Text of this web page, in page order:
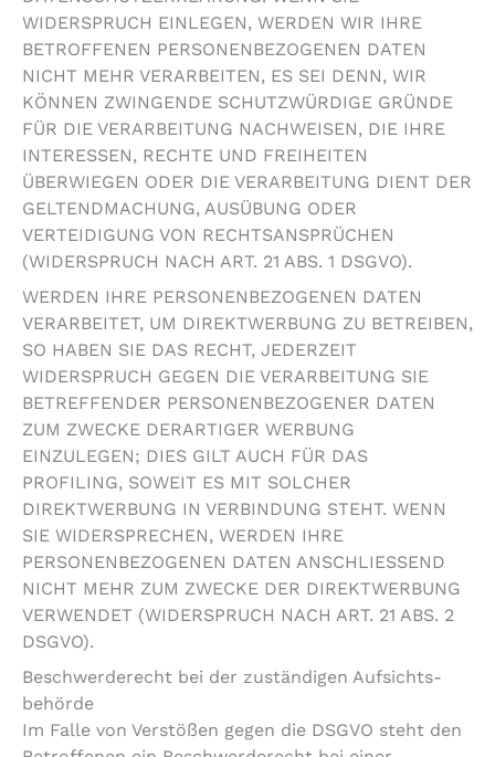
WIDERSPRUCH EINLEGEN, WERDEN WIR IHRE
BETROFFENEN PERSONENBEZOGENEN DATEN
NICHT MEHR VERARBEITEN, ES SEI DENN, WIR
KÖNNEN ZWINGENDE SCHUTZWÜRDIGE GRÜNDE
FÜR DIE VERARBEITUNG NACHWEISEN, DIE IHRE
INTERESSEN, RECHTE UND FREIHEITEN
ÜBERWIEGEN ODER DIE VERARBEITUNG DIENT DER
GELTENDMACHUNG, AUSÜBUNG ODER
VERTEIDIGUNG VON RECHTSANSPRÜCHEN
(WIDERSPRUCH NACH ART. 21 ABS. 1 DSGVO).
WERDEN IHRE PERSONENBEZOGENEN DATEN
VERARBEITET, UM DIREKTWERBUNG ZU BETREIBEN,
SO HABEN SIE DAS RECHT, JEDERZEIT
WIDERSPRUCH GEGEN DIE VERARBEITUNG SIE
BETREFFENDER PERSONENBEZOGENER DATEN
ZUM ZWECKE DERARTIGER WERBUNG
EINZULEGEN; DIES GILT AUCH FÜR DAS
PROFILING, SOWEIT ES MIT SOLCHER
DIREKTWERBUNG IN VERBINDUNG STEHT. WENN
SIE WIDERSPRECHEN, WERDEN IHRE
PERSONENBEZOGENEN DATEN ANSCHLIESSEND
NICHT MEHR ZUM ZWECKE DER DIREKTWERBUNG
VERWENDET (WIDERSPRUCH NACH ART. 21 ABS. 2
DSGVO).
Beschwerde­recht bei der zuständigen Aufsichts­
behörde
Im Falle von Verstößen gegen die DSGVO steht den